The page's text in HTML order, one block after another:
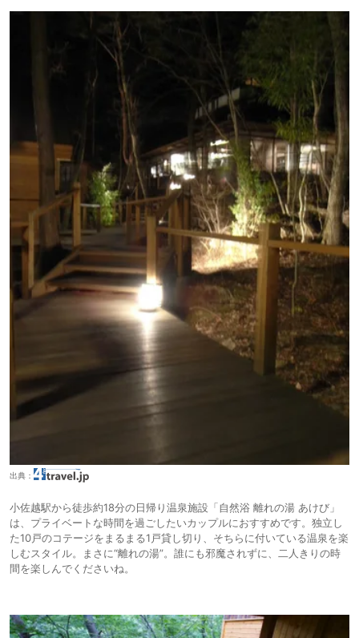
出典：
小佐越駅から徒歩約18分の日帰り温泉施設「自然浴 離れの湯 あけび」
は、プライベートな時間を過ごしたいカップルにおすすめです。独立し
た10戸のコテージをまるまる1戸貸し切り、そちらに付いている温泉を楽
しむスタイル。まさに“離れの湯”。誰にも邪魔されずに、二人きりの時
間を楽しんでくださいね。